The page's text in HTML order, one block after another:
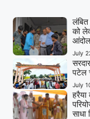
लंबित
को
July
पटेल
July
साधा